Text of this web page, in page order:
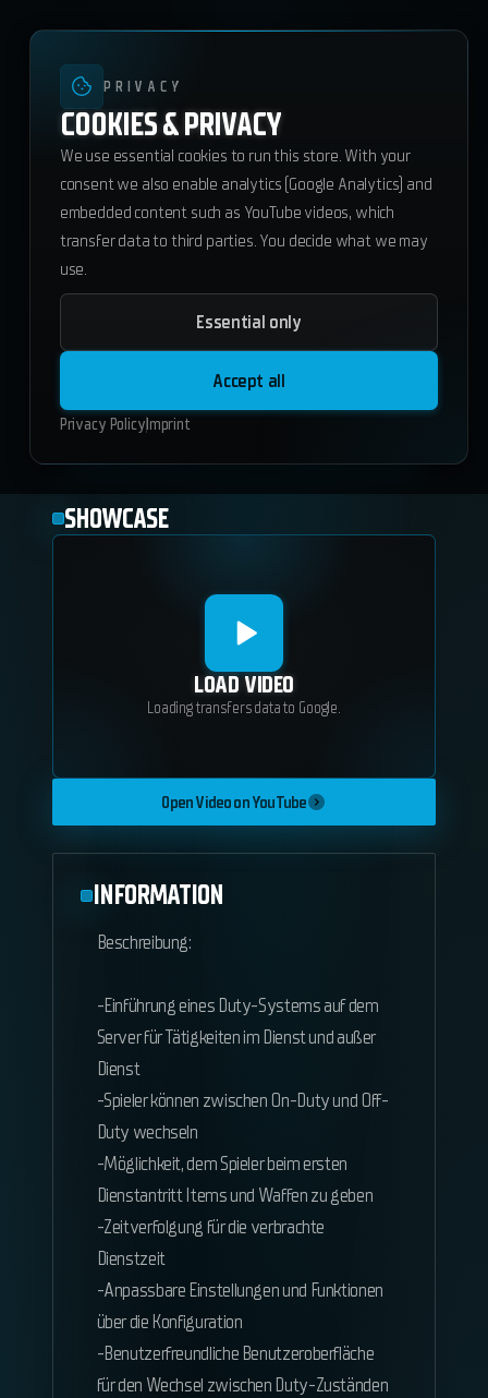
ws_duty-v2 29.75€
QBCore
SHOWCASE
LOAD VIDEO
Loading transfers data to Google.
Open Video on YouTube
INFORMATION
Beschreibung:
-Einführung eines Duty-Systems auf dem
Server für Tätigkeiten im Dienst und außer
Dienst
-Spieler können zwischen On-Duty und Off-
Duty wechseln
-Möglichkeit, dem Spieler beim ersten
Dienstantritt Items und Waffen zu geben
-Zeitverfolgung für die verbrachte
Dienstzeit
-Anpassbare Einstellungen und Funktionen
über die Konfiguration
-Benutzerfreundliche Benutzeroberfläche
für den Wechsel zwischen Duty-Zuständen
PRIVACY
COOKIES & PRIVACY
We use essential cookies to run this store. With your
consent we also enable analytics (Google Analytics) and
embedded content such as YouTube videos, which
transfer data to third parties. You decide what we may
use.
Essential only
Accept all
Privacy Policy Imprint